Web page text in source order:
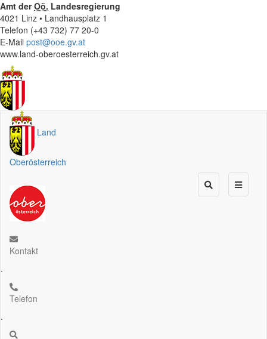
Amt derOö. Landesregierung
4021 Linz • Landhausplatz 1
Telefon (+43 732) 77 20-0
E-Mail post@ooe.gv.at
www.land-oberoesterreich.gv.at
Land
Oberösterreich
Kontakt
.
Telefon
.